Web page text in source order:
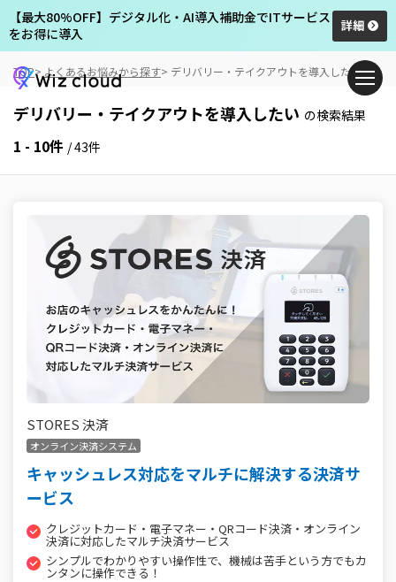
【最大80%OFF】デジタル化・AI導入補助金でITサービス
をお得に導入
詳細
TOP よくあるお悩みから探す デリバリー・テイクアウトを導入したい
デリバリー・テイクアウトを導入したい の検索結果
1 - 10件 / 43件
STORES 決済
オンライン決済システム
キャッシュレス対応をマルチに解決する決済サ
ービス
クレジットカード・電子マネー・QRコード決済・オンライン
決済に対応したマルチ決済サービス
シンプルでわかりやすい操作性で、機械は苦手という方でもカ
ンタンに操作できる！